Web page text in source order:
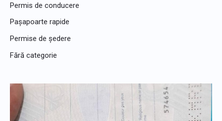
Permis de conducere
Pașapoarte rapide
Permise de ședere
Fără categorie